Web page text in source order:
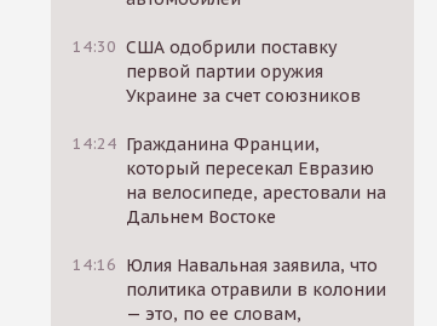
14:30 США одобрили поставку
первой партии оружия
Украине за счет союзников
14:24 Гражданина Франции,
который пересекал Евразию
на велосипеде, арестовали на
Дальнем Востоке
14:16 Юлия Навальная заявила, что
политика отравили в колонии
— это, по ее словам,